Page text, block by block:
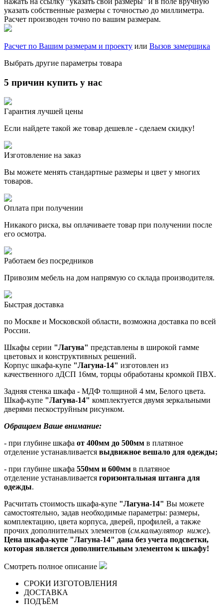
указать собственные размеры с точностью до миллиметра.
Расчет производен точно по вашим размерам.
Расчет по Вашим размерам и проекту или Вызов замерщика
Выбрать другие параметры товара
5 причин купить у нас
Гарантия лучшей цены
Если найдете такой же товар дешевле - сделаем скидку!
Изготовление на заказ
Вы можете менять стандартные размеры и цвет у многих
товаров.
Оплата при получении
Никакого риска, вы оплачиваете товар при получении после
его осмотра.
Работаем без посредников
Привозим мебель на дом напрямую со склада производителя.
Быстрая доставка
по Москве и Московской области, возможна доставка по всей
России.
Шкафы серии "Лагуна" представлены в широкой гамме
цветовых и конструктивных решений.
Корпус шкафа-купе "Лагуна-14" изготовлен из
качественного лДСП 16мм, торцы обработаны кромкой ПВХ.
Задняя стенка шкафа - МДФ толщиной 4 мм, Белого цвета.
Шкаф-купе "Лагуна-14" комплектуется двумя зеркальными
дверями пескоструйным рисунком.
Обращаем Ваше внимание:
- при глубине шкафа от 400мм до 500мм в платяное
отделение устанавливается выдвижное вешало для одежды;
- при глубине шкафа 550мм и 600мм в платяное
отделение устанавливается горизонтальная штанга для
одежды.
Расчитать стоимость шкафа-купе "Лагуна-14" Вы можете
самостоятельно, задав необходимые параметры: размеры,
комплектацию, цвета корпуса, дверей, профилей, а также
прочих дополнительных элементов (см.калькулятор ниже).
Цена шкафа-купе "Лагуна-14" дана без учета подсветки,
которая является дополнительным элементом к шкафу!
Смотреть полное описание
СРОКИ ИЗГОТОВЛЕНИЯ
ДОСТАВКА
ПОДЪЁМ